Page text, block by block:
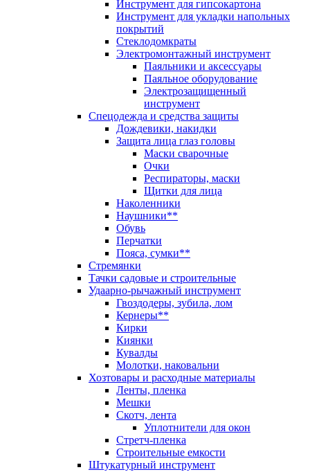
Инструмент для гипсокартона
Инструмент для укладки напольных
покрытий
Стеклодомкраты
Электромонтажный инструмент
Паяльники и аксессуары
Паяльное оборудование
Электрозащищенный
инструмент
Спецодежда и средства защиты
Дождевики, накидки
Защита лица глаз головы
Маски сварочные
Очки
Респираторы, маски
Щитки для лица
Наколенники
Наушники**
Обувь
Перчатки
Пояса, сумки**
Стремянки
Тачки садовые и строительные
Удаарно-рычажный инструмент
Гвоздодеры, зубила, лом
Кернеры**
Кирки
Киянки
Кувалды
Молотки, наковальни
Хозтовары и расходные материалы
Ленты, пленка
Мешки
Скотч, лента
Уплотнители для окон
Стретч-пленка
Строительные емкости
Штукатурный инструмент